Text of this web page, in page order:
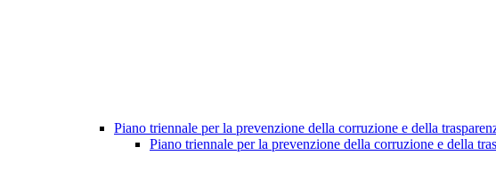
Piano triennale per la prevenzione della corruzione e della
Piano triennale per la prevenzione della corruzione e della